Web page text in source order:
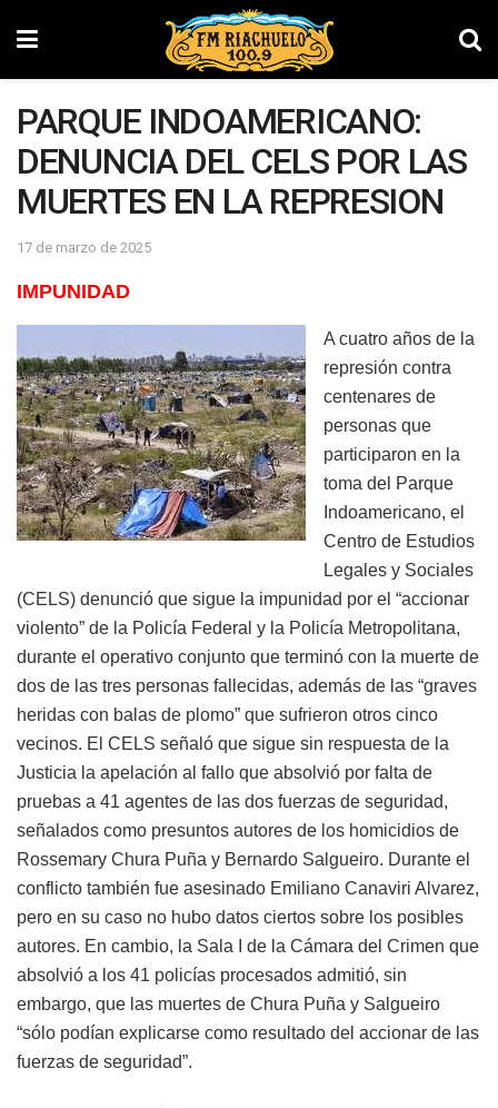
PARQUE INDOAMERICANO:
DENUNCIA DEL CELS POR LAS
MUERTES EN LA REPRESION
17 de marzo de 2025
IMPUNIDAD
A cuatro años de la
represión contra
centenares de
personas que
participaron en la
toma del Parque
Indoamericano, el
Centro de Estudios
Legales y Sociales
(CELS) denunció que sigue la impunidad por el “accionar
violento” de la Policía Federal y la Policía Metropolitana,
durante el operativo conjunto que terminó con la muerte de
dos de las tres personas fallecidas, además de las “graves
heridas con balas de plomo” que sufrieron otros cinco
vecinos. El CELS señaló que sigue sin respuesta de la
Justicia la apelación al fallo que absolvió por falta de
pruebas a 41 agentes de las dos fuerzas de seguridad,
señalados como presuntos autores de los homicidios de
Rossemary Chura Puña y Bernardo Salgueiro. Durante el
conflicto también fue asesinado Emiliano Canaviri Alvarez,
pero en su caso no hubo datos ciertos sobre los posibles
autores. En cambio, la Sala I de la Cámara del Crimen que
absolvió a los 41 policías procesados admitió, sin
embargo, que las muertes de Chura Puña y Salgueiro
“sólo podían explicarse como resultado del accionar de las
fuerzas de seguridad”.